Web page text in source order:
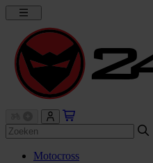
Motocross